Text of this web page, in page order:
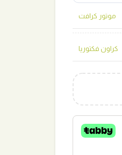
موتور كرافت
كراون فكتوريا